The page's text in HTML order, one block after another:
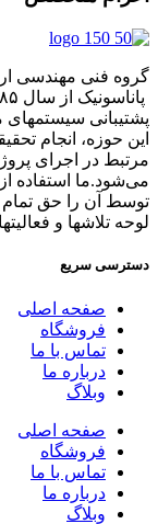
گروه فنی مهندسی
پشتیبانی
این حوزه، انجام
مرتبط در اجرای
می‌شود.ما استفاده
توسط آن را حق تمام
لوحه تلاشها و
دسترسی سریع
صفحه اصلی
فروشگاه
تماس با ما
درباره ما
وبلاگ
صفحه اصلی
فروشگاه
تماس با ما
درباره ما
وبلاگ